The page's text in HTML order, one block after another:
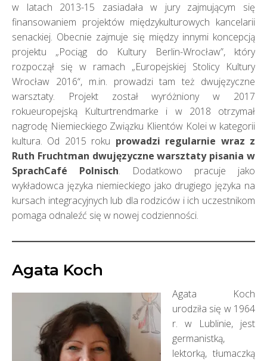
w latach 2013-15 zasiadała w jury zajmującym się
finansowaniem projektów międzykulturowych kancelarii
senackiej. Obecnie zajmuje się między innymi koncepcją
projektu „Pociąg do Kultury Berlin-Wrocław”, który
rozpoczął się w ramach „Europejskiej Stolicy Kultury
Wrocław 2016“, m.in. prowadzi tam też dwujęzyczne
warsztaty. Projekt został wyróżniony w 2017
rokueuropejską Kulturtrendmarke i w 2018 otrzymał
nagrodę Niemieckiego Związku Klientów Kolei w kategorii
kultura. Od 2015 roku prowadzi regularnie wraz z
Ruth Fruchtman dwujęzyczne warsztaty pisania w
SprachCafé Polnisch. Dodatkowo pracuje jako
wykładowca języka niemieckiego jako drugiego języka na
kursach integracyjnych lub dla rodziców i ich uczestnikom
pomaga odnaleźć się w nowej codzienności.
Agata Koch
Agata Koch
urodziła się w 1964
r. w Lublinie, jest
germanistką,
lektorką, tłumaczką